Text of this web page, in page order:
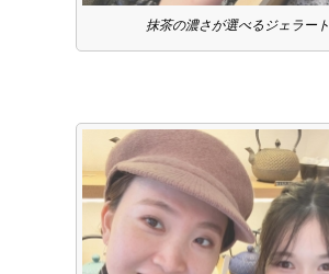
抹茶の濃さが選べるジェラート